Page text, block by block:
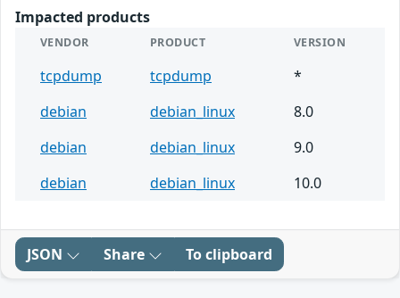
Impacted products
VENDOR PRODUCT VERSION
tcpdump tcpdump
*
debian
debian_linux
8.0
debian
debian_linux
9.0
debian
debian_linux 10.0
JSON Share To clipboard